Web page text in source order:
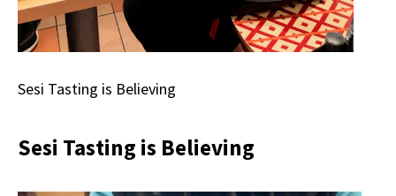
Sesi Tasting is Believing
Sesi Tasting is Believing